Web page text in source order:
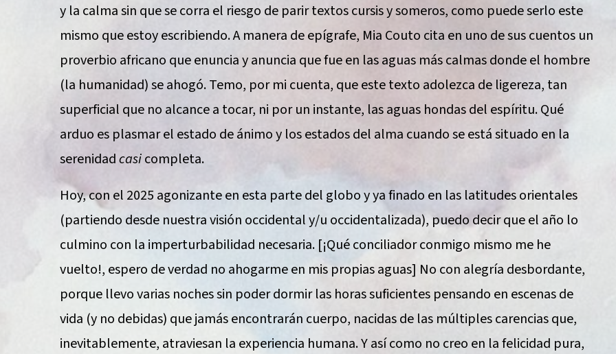
y la calma sin que se corra el riesgo de parir textos cursis y someros, como puede serlo este
mismo que estoy escribiendo. A manera de epígrafe, Mia Couto cita en uno de sus cuentos un
proverbio africano que enuncia y anuncia que fue en las aguas más calmas donde el hombre
(la humanidad) se ahogó. Temo, por mi cuenta, que este texto adolezca de ligereza, tan
superficial que no alcance a tocar, ni por un instante, las aguas hondas del espíritu. Qué
arduo es plasmar el estado de ánimo y los estados del alma cuando se está situado en la
serenidadcasicompleta.
Hoy, con el 2025 agonizante en esta parte del globo y ya finado en las latitudes orientales
(partiendo desde nuestra visión occidental y/u occidentalizada), puedo decir que el año lo
culmino con la imperturbabilidad necesaria. [¡Qué conciliador conmigo mismo me he
vuelto!, espero de verdad no ahogarme en mis propias aguas] No con alegría desbordante,
porque llevo varias noches sin poder dormir las horas suficientes pensando en escenas de
vida (y no debidas) que jamás encontrarán cuerpo, nacidas de las múltiples carencias que,
inevitablemente, atraviesan la experiencia humana. Y así como no creo en la felicidad pura,